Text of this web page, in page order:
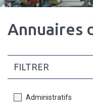
Annuaires
FILTRER
Administratifs